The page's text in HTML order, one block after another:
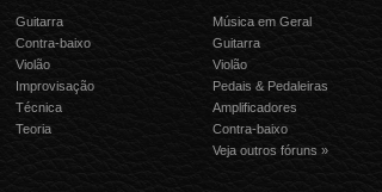
Guitarra
Contra-baixo
Violão
Improvisação
Técnica
Teoria
Música em Geral
Guitarra
Violão
Pedais & Pedaleiras
Amplificadores
Contra-baixo
Veja outros fóruns »
Cifra Club
Ouvir Música